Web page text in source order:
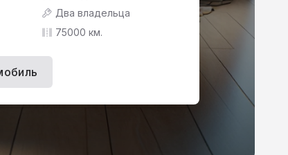
Два владельца
75000 км.